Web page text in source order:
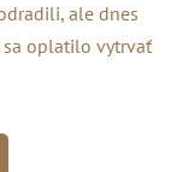
ale dnes
sa oplatilo vytrvať